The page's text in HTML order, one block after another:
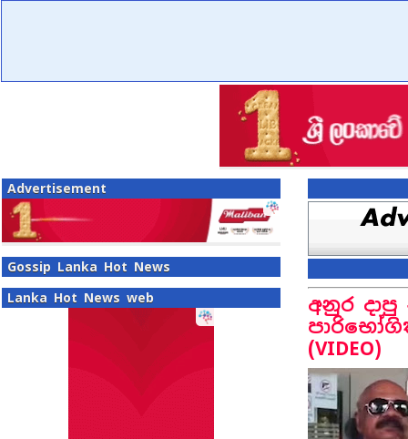
Advertisement
Gossip Lanka Hot News
Lanka Hot News web
අනුර දාපු
(VIDEO)